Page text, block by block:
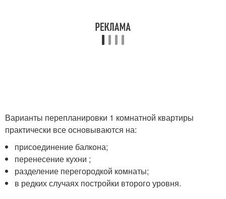
Варианты перепланировки 1 комнатной квартиры
практически все основываются на:
присоединение балкона;
перенесение кухни ;
разделение перегородкой комнаты;
в редких случаях постройки второго уровня.